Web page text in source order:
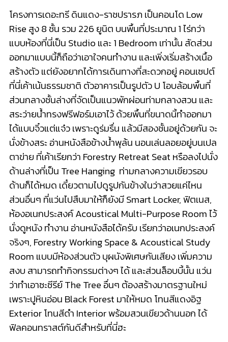
โครงการเดอะทรี ดินแดง-ราชปรารภ เป็นคอนโด Low
Rise สูง 8 ชั้น รวม 226 ยูนิต บนพื้นที่ประมาณ 1 ไร่กว่า
แบบห้องที่นี่เป็น Studio และ 1 Bedroom เท่านั้น สัดส่วน
ออกมาแบบนี้ก็ถือว่าเอาใจคนทำงาน และเพิ่งเริ่มสร้างเนื้อ
สร้างตัว แต่ยังอยากได้การเดินทางที่สะดวกอยู่ คอนเซปต์
ที่นี่เค้าเน้นธรรมชาติ ตัวอาคารเป็นรูปตัว U โอบล้อมพื้นที่
ส่วนกลางชั้นล่างที่จัดเป็นแนวพักผ่อนท่ามกลางสวน และ
สระว่ายน้ำทรงฟรีฟอร์มเอาไว้ ด้วยพื้นที่ขนาดนี้ทำออกมา
ได้แบบจิ๋วแต่แจ๋ว เพราะดูร่มรื่น แล้วมีสองชั้นอยู่ด้วยกัน จะ
นั่งข้างสระ อ่านหนังสือข้างน้ำพุล้น นอนเล่นลอยอยู่บนเปล
ตาข่าย ที่เค้าเรียกว่า Forestry Retreat Seat หรือลงไปนั่ง
ด้านล่างที่เป็น Tree Hanging ท่ามกลางความเขียวรอบ
ด้านก็ได้หมด เดี๋ยวตามไปดูรูปกันข้างในว่าสวยแค่ไหน
ส่วนอื่นๆ ที่แว่นไปสืบมาให้ก็ยังมี Smart Locker, ฟิตเนส,
ห้องอเนกประสงค์ Acoustical Multi-Purpose Room ไว้
นั่งดูหนัง ทำงาน อ่านหนังสือได้ครับ เรียกว่าอเนกประสงค์
จริงๆ, Forestry Working Space & Acoustical Study
Room แบบมีห้องส่วนตัว บุผนังพิเศษกันเสียง เพิ่มความ
สงบ สามารถทำกิจกรรมต่างๆ ได้ และส่วนล็อบบี้นั้น แว่น
ว่าทำเอาซะซีรีย์ The Tree อื่นๆ ต้องสร้างมาตรฐานใหม่
เพราะปูหินอ่อน Black Forest มาให้หมด โทนสีแดงอิฐ
Exterior โทนสีดำ Interior พร้อมสวนเขียวด้านนอก ได้
ฟิลคอนทราสต์กันดีสำหรับที่นี่ฮะ